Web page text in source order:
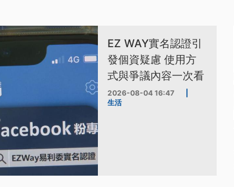
EZ WAY實名認證引
發個資疑慮 使用方
式與爭議內容一次看
2026-08-04 16:47
生活